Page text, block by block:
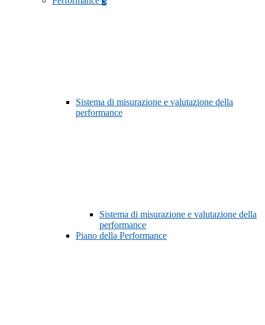
Sistema di misurazione e valutazione della
performance
Sistema di misurazione e valutazione della
performance
Piano della Performance